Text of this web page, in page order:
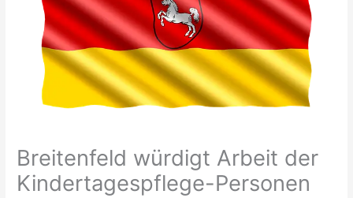
Breitenfeld würdigt Arbeit der
Kindertagespflege-Personen